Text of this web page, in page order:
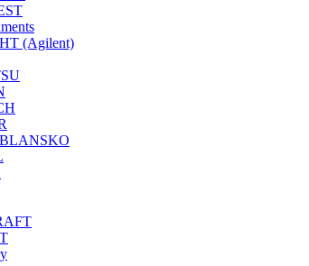
(Agilent)